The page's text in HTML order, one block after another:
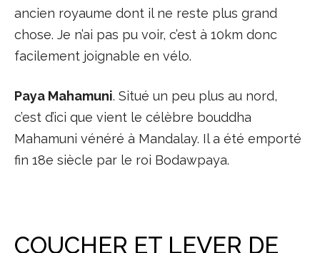
ancien royaume dont il ne reste plus grand
chose. Je n’ai pas pu voir, c’est à 10km donc
facilement joignable en vélo.
Paya Mahamuni. Situé un peu plus au nord,
c’est d’ici que vient le célèbre bouddha
Mahamuni vénéré à Mandalay. Il a été emporté
fin 18e siècle par le roi Bodawpaya.
COUCHER ET LEVER DE